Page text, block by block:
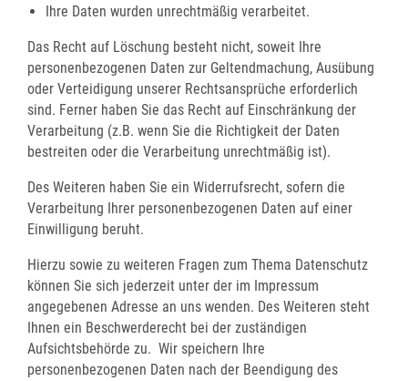
Ihre Daten wurden unrechtmäßig verarbeitet.
Das Recht auf Löschung besteht nicht, soweit Ihre
personenbezogenen Daten zur Geltendmachung, Ausübung
oder Verteidigung unserer Rechtsansprüche erforderlich
sind. Ferner haben Sie das Recht auf Einschränkung der
Verarbeitung (z.B. wenn Sie die Richtigkeit der Daten
bestreiten oder die Verarbeitung unrechtmäßig ist).
Des Weiteren haben Sie ein Widerrufsrecht, sofern die
Verarbeitung Ihrer personenbezogenen Daten auf einer
Einwilligung beruht.
Hierzu sowie zu weiteren Fragen zum Thema Datenschutz
können Sie sich jederzeit unter der im Impressum
angegebenen Adresse an uns wenden. Des Weiteren steht
Ihnen ein Beschwerderecht bei der zuständigen
Aufsichtsbehörde zu. Wir speichern Ihre
personenbezogenen Daten nach der Beendigung des